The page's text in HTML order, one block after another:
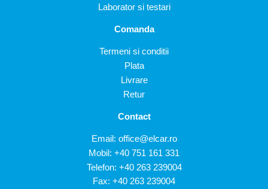
Laborator si testari
Comanda
Termeni si conditii
Plata
Livrare
Retur
Contact
Email: office@elcar.ro
Mobil: +40 751 161 331
Telefon: +40 263 239004
Fax: +40 263 239004